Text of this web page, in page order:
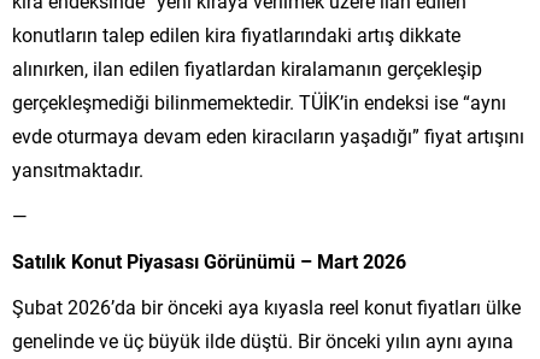
konutların talep edilen kira fiyatlarındaki artış dikkate
alınırken, ilan edilen fiyatlardan kiralamanın gerçekleşip
gerçekleşmediği bilinmemektedir. TÜİK’in endeksi ise “aynı
evde oturmaya devam eden kiracıların yaşadığı” fiyat artışını
yansıtmaktadır.
—
Satılık Konut Piyasası Görünümü – Mart 2026
Şubat 2026’da bir önceki aya kıyasla reel konut fiyatları ülke
genelinde ve üç büyük ilde düştü. Bir önceki yılın aynı ayına